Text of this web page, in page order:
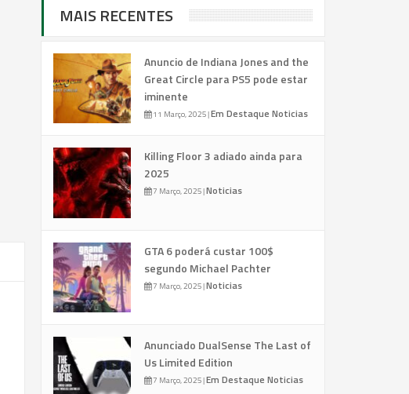
MAIS RECENTES
Anuncio de Indiana Jones and the
Great Circle para PS5 pode estar
iminente
11 Março, 2025|Em Destaque Noticias
Killing Floor 3 adiado ainda para
2025
7 Março, 2025|Noticias
GTA 6 poderá custar 100$
segundo Michael Pachter
7 Março, 2025|Noticias
Anunciado DualSense The Last of
Us Limited Edition
7 Março, 2025|Em Destaque Noticias